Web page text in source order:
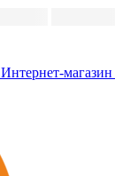
Интернет-магазин